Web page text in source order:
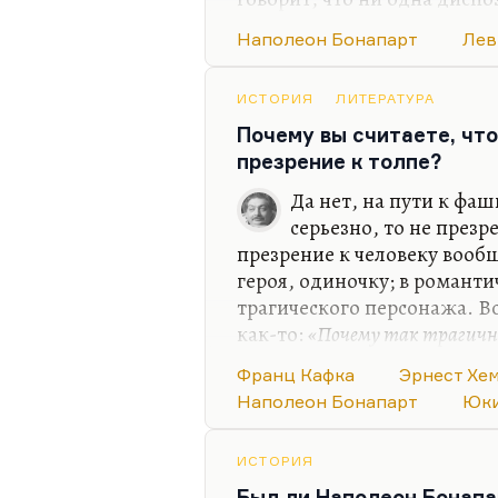
сражений. Да оно
миллионов воль, в России
хаотический, и личность в
она едет по железной
Если Наполеон поступил…
Наполеон Бонапарт
ИСТОРИЯ ЛИТЕРАТУРА
Почему вы считаете,
презрение к толпе?
Да нет, на пути к
серьезно, то не
презрение к человеку
героя, одиночку; в
трагического персонажа.
как-то: «Почему так
курса иностранки.
внимание уделяли
Хемингуэй или Кафка.
Франц Кафка
Эрнест
Наполеон Бонапарт
ИСТОРИЯ